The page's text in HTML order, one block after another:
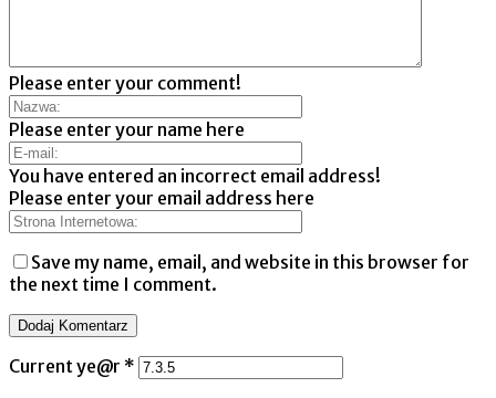
Please enter your comment!
Please enter your name here
You have entered an incorrect email address!
Please enter your email address here
Save my name, email, and website in this browser for
the next time I comment.
Current ye@r *